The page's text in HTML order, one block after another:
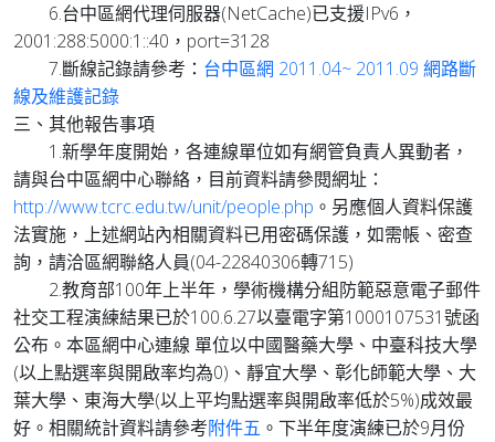
6.台中區網代理伺服器(NetCache)已支援IPv6，
2001:288:5000:1::40，port=3128
7.斷線記錄請參考： 台中區網 2011.04~ 2011.09 網路斷
線及維護記錄
三、其他報告事項
1.新學年度開始，各連線單位如有網管負責人異動者，
請與台中區網中心聯絡，目前資料請參閱網址：
http://www.tcrc.edu.tw/unit/people.php 。另應個人資料保護
法實施，上述網站內相關資料已用密碼保護，如需帳、密查
詢，請洽區網聯絡人員(04-22840306轉715)
2.教育部100年上半年，學術機構分組防範惡意電子郵件
社交工程演練結果已於100.6.27以臺電字第1000107531號函
公布。本區網中心連線 單位以中國醫藥大學、中臺科技大學
(以上點選率與開啟率均為0)、靜宜大學、彰化師範大學、大
葉大學、東海大學(以上平均點選率與開啟率低於5%)成效最
好。相關統計資料請參考附件五 。下半年度演練已於9月份